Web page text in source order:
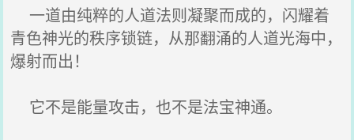
一道由纯粹的人道法则凝聚而成的，闪耀着
青色神光的秩序锁链，从那翻涌的人道光海中，
爆射而出！
它不是能量攻击，也不是法宝神通。